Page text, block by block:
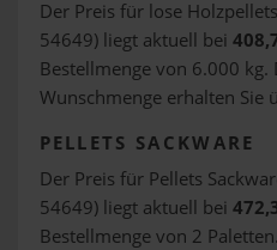
Der Preis für lose
54649) liegt aktuell bei
Bestellmenge von 6.000
Wunschmenge erhalten Sie
PELLETS SACKWARE
Der Preis für Pellets
54649) liegt aktuell bei
Bestellmenge von 2